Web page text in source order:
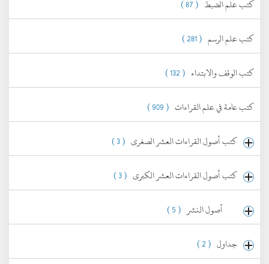
كتب علم الضبط ( 87 )
كتب علم الرسم ( 281 )
كتب الوقف والابتداء ( 132 )
كتب عامة في علم القراءات ( 909 )
كتب أصول القراءات العشر الصغرى ( 3 )
كتب أصول القراءات العشر الكبرى ( 3 )
أصول النشر ( 5 )
جداول ( 2 )